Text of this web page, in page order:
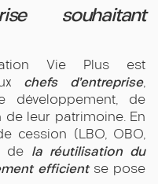
souhaitant
Vie Plus est
chefs d’entreprise,
développement, de
leur patrimoine. En
cession (LBO, OBO,
de la réutilisation du
efficientse pose